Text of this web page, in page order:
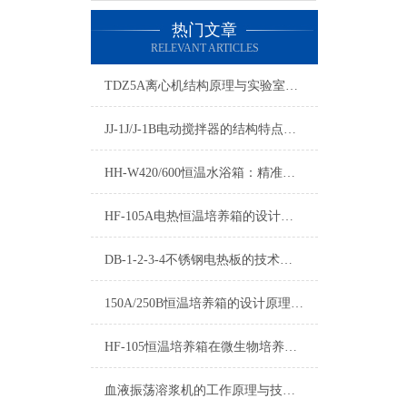
热门文章
RELEVANT ARTICLES
TDZ5A离心机结构原理与实验室常规应用详解
JJ-1J/J-1B电动搅拌器的结构特点与实验室搅拌应用
HH-W420/600恒温水浴箱：精准控温的实验室恒温解决方案
HF-105A电热恒温培养箱的设计原理与性能分析
DB-1-2-3-4不锈钢电热板的技术优势分析
150A/250B恒温培养箱的设计原理与技术特点
HF-105恒温培养箱在微生物培养中的应用
血液振荡溶浆机的工作原理与技术优化